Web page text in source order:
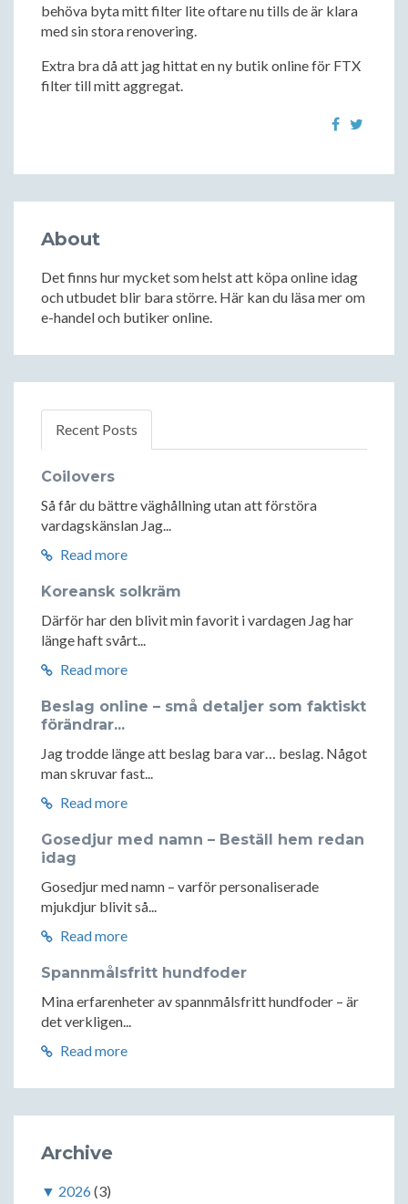
behöva byta mitt filter lite oftare nu tills de är klara
med sin stora renovering.
Extra bra då att jag hittat en ny butik online för FTX
filter till mitt aggregat.
About
Det finns hur mycket som helst att köpa online idag
och utbudet blir bara större. Här kan du läsa mer om
e-handel och butiker online.
Recent Posts
Coilovers
Så får du bättre väghållning utan att förstöra
vardagskänslan Jag...
Read more
Koreansk solkräm
Därför har den blivit min favorit i vardagen Jag har
länge haft svårt...
Read more
Beslag online – små detaljer som faktiskt
förändrar...
Jag trodde länge att beslag bara var… beslag. Något
man skruvar fast...
Read more
Gosedjur med namn – Beställ hem redan
idag
Gosedjur med namn – varför personaliserade
mjukdjur blivit så...
Read more
Spannmålsfritt hundfoder
Mina erfarenheter av spannmålsfritt hundfoder – är
det verkligen...
Read more
Archive
▼ 2026(3)